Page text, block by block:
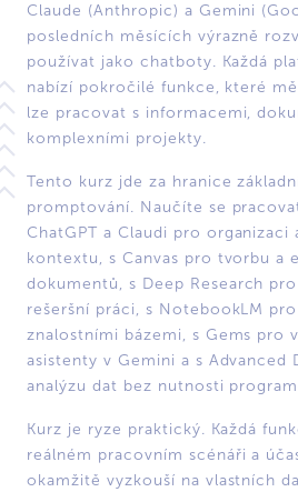
Claude (Anthropic) a Gemini
posledních měsících výrazně
používat jako chatboty. Každá
nabízí pokročilé funkce, které
lze pracovat s informacemi,
komplexními projekty.
Tento kurz jde za hranice
promptování. Naučíte se
ChatGPT a Claudi pro organizaci
kontextu, s Canvas pro tvorbu a
dokumentů, s Deep Research
rešeršní práci, s NotebookLM
znalostními bázemi, s Gems pro
asistenty v Gemini a s Advanced
analýzu dat bez nutnosti
Kurz je ryze praktický. Každá
reálném pracovním scénáři a
okamžitě vyzkouší na vlastních